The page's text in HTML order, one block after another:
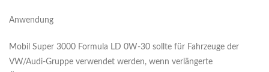
Anwendung
Mobil Super 3000 Formula LD 0W-30 sollte für Fahrzeuge der
VW/Audi-Gruppe verwendet werden, wenn verlängerte